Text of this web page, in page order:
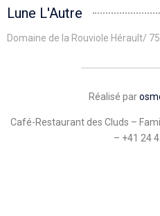
Lune L'Autre
Domaine de la Rouviole Hérault/
Réalisé par
Café-Restaurant des Cluds –
– +41 24